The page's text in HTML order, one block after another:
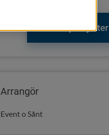
Köp biljetter
Arrangör
Event o Sånt